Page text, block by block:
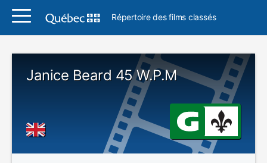
Répertoire des films classés
Janice Beard 45 W.P.M